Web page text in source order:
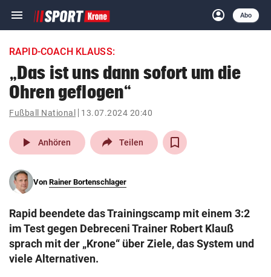
menu Navigation
ein-/ausklappen
account_circle
Anmelden
Abo
close Schließen
account_circle Anmelden
pin_drop
Wien arrow_right
search
eingeben
RAPID-COACH KLAUSS:
„Das ist uns dann sofort um die
Ohren geflogen“
Fußball National 13.07.2024 20:40
play_arrow Anhören Teilen
Von Rainer Bortenschlager
Rapid beendete das Trainingscamp mit einem 3:2
im Test gegen Debreceni Trainer Robert Klauß
sprach mit der „Krone“ über Ziele, das System und
viele Alternativen.